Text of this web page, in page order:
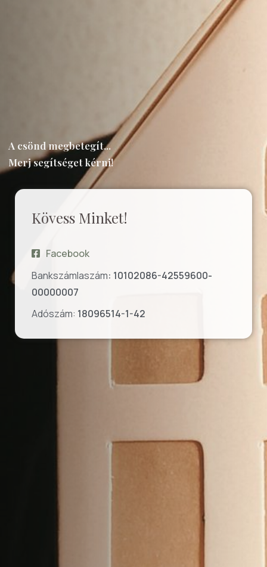
A csönd megbetegít...
Merj segítséget kérni!
Kövess Minket!
Facebook
Bankszámlaszám: 10102086-42559600-
00000007
Adószám: 18096514-1-42